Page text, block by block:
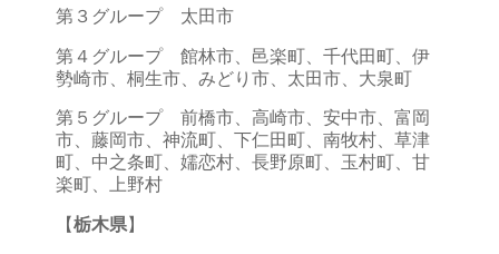
第３グループ 太田市
第４グループ 館林市、邑楽町、千代田町、伊
勢崎市、桐生市、みどり市、太田市、大泉町
第５グループ 前橋市、高崎市、安中市、富岡
市、藤岡市、神流町、下仁田町、南牧村、草津
町、中之条町、嬬恋村、長野原町、玉村町、甘
楽町、上野村
【栃木県】